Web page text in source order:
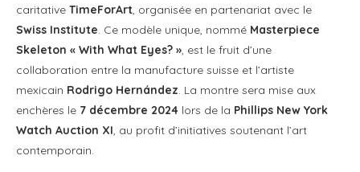
caritative TimeForArt, organisée en partenariat avec le
Swiss Institute. Ce modèle unique, nommé Masterpiece
Skeleton « With What Eyes? », est le fruit d’une
collaboration entre la manufacture suisse et l’artiste
mexicain Rodrigo Hernández. La montre sera mise aux
enchères le 7 décembre 2024 lors de la Phillips New York
Watch Auction XI, au profit d’initiatives soutenant l’art
contemporain.